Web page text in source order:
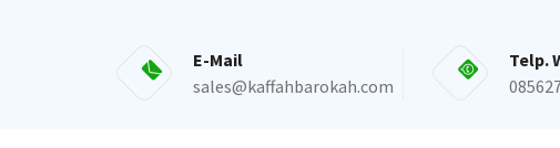
E-Mail
sales@kaffahbarokah.com
Telp.